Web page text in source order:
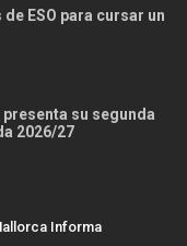
ESO para cursar un
su segunda
2026/27
Informa